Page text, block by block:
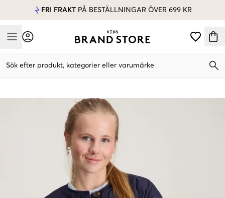
FRI FRAKT PÅ BESTÄLLNINGAR ÖVER 699 KR
Mobile Menu
Sök efter produkt, kategorier eller varumärke